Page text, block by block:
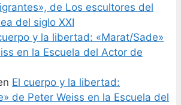
de Los escultores del
del siglo XXI
y la libertad: «Marat/Sade»
en la Escuela del Actor de
El cuerpo y la libertad:
de Peter Weiss en la Escuela del